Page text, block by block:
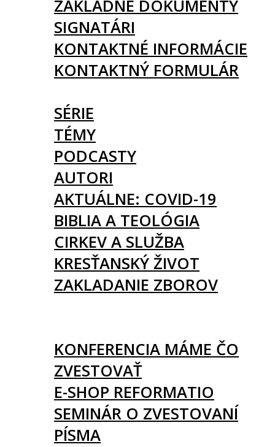
ZÁKLADNÉ DOKUMENTY
SIGNATÁRI
KONTAKTNÉ INFORMÁCIE
KONTAKTNÝ FORMULÁR
SÉRIE
TÉMY
PODCASTY
AUTORI
AKTUÁLNE: COVID-19
BIBLIA A TEOLÓGIA
CIRKEV A SLUŽBA
KRESŤANSKÝ ŽIVOT
ZAKLADANIE ZBOROV
KONFERENCIA MÁME ČO
ZVESTOVAŤ
E-SHOP REFORMATIO
SEMINÁR O ZVESTOVANÍ
PÍSMA